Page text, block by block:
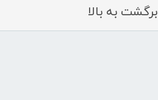
برگشت به بالا